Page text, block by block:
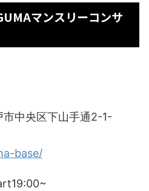
マンスリーコンサ
中央区下山手通2-1-
base/